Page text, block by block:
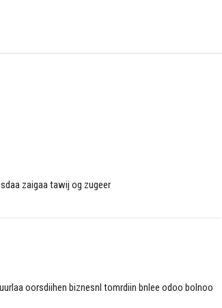
zaigaa tawij og zugeer
oorsdiihen biznesnl tomrdiin bnlee odoo bolnoo